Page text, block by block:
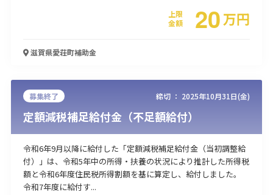
上限
金額
20万円
滋賀県愛荘町補助金
募集終了 締切 ： 2025年10月31日(金)
定額減税補足給付金（不足額給付）
令和6年9月以降に給付した「定額減税補足給付金（当初調整給
付）」は、令和5年中の所得・扶養の状況により推計した所得税
額と令和6年度住民税所得割額を基に算定し、給付しました。
令和7年度に給付す...